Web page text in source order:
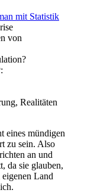
mit Statistik
von
Realitäten
eines mündigen
zu sein. Also
an und
da sie glauben,
Land